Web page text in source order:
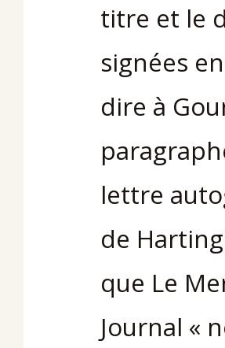
titre et le
signées
dire à
lettre
de
que Le
Journal «